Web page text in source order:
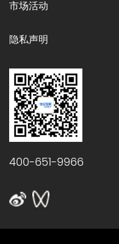
市场活动
隐私声明
400-651-9966